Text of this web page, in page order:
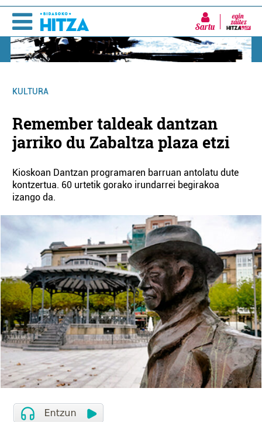
Sartu
KULTURA
Remember taldeak dantzan
jarriko du Zabaltza plaza etzi
Kioskoan Dantzan programaren barruan antolatu dute
kontzertua. 60 urtetik gorako irundarrei begirakoa
izango da.